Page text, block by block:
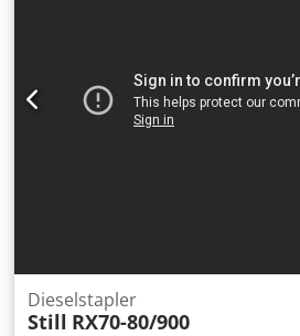
Gastronomie, Lagertechnik,
gilt: alle Angaben unter Vorbehalt -
400 eigene Maschinen im Lager
Lagerfläche, Krankapazität 70 t mehr
Zubehör für Ihre Werkstatt Sie
Dieselstapler
Still RX70-80/900